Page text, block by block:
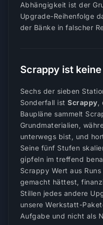
Abhängigkeit ist der
Upgrade-Reihenfolge
der Bänke in falscher
Scrappy ist
Sechs der sieben
Sonderfall istScrappy,
Baupläne sammelt
Grundmaterialien,
unterwegs bist, und
Seine fünf Stufen
gipfeln im treffend
Scrappy Wert aus
gemacht hättest,
Stillen jedes andere
unsere Werkstatt-
Aufgabe und nicht als